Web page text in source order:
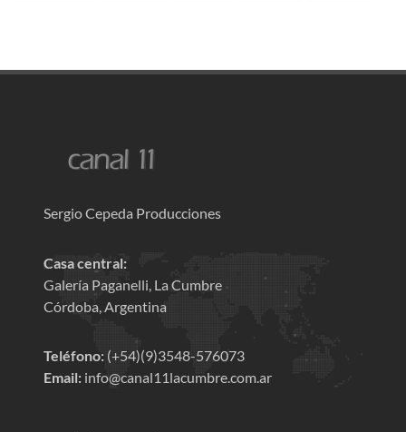
Sergio Cepeda Producciones
Casa central:
Galería Paganelli, La Cumbre
Córdoba, Argentina
Teléfono: (+54)(9)3548-576073
Email: info@canal11lacumbre.com.ar